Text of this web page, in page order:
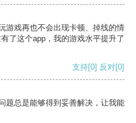
游戏再也不会出现卡顿、掉线的情
了这个app，我的游戏水平提升了
支持[0] 反对[0]
题总是能够得到妥善解决，让我能